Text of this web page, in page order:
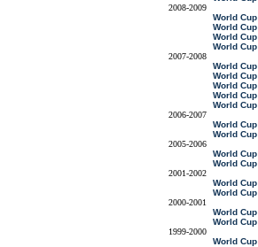
2008-2009
World Cup
World Cup
World Cup
World Cup
2007-2008
World Cup
World Cup
World Cup
World Cup
World Cup
2006-2007
World Cup
World Cup
2005-2006
World Cup
World Cup
2001-2002
World Cup
World Cup
2000-2001
World Cup
World Cup
1999-2000
World Cup